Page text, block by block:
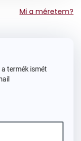
Mi a méretem?
termék ismét